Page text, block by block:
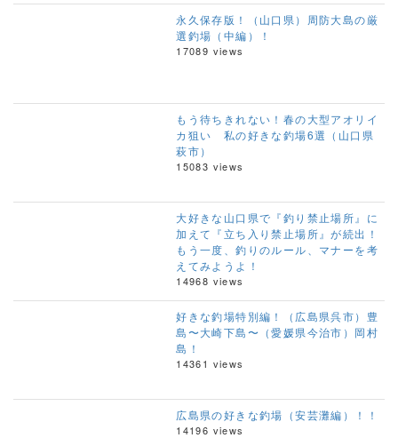
永久保存版！（山口県）周防大島の厳
選釣場（中編）！
17089 views
もう待ちきれない！春の大型アオリイ
カ狙い 私の好きな釣場6選（山口県
萩市）
15083 views
大好きな山口県で『釣り禁止場所』に
加えて『立ち入り禁止場所』が続出！
もう一度、釣りのルール、マナーを考
えてみようよ！
14968 views
好きな釣場特別編！（広島県呉市）豊
島〜大崎下島〜（愛媛県今治市）岡村
島！
14361 views
広島県の好きな釣場（安芸灘編）！！
14196 views